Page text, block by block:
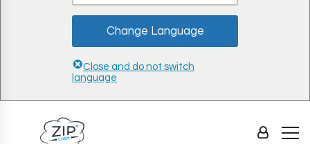
Change Language
Close and do not switch
language